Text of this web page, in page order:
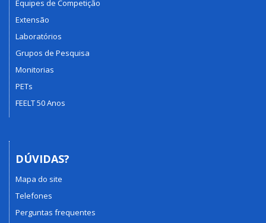
Equipes de Competição
Extensão
Laboratórios
Grupos de Pesquisa
Monitorias
PETs
FEELT 50 Anos
DÚVIDAS?
Mapa do site
Telefones
Perguntas frequentes